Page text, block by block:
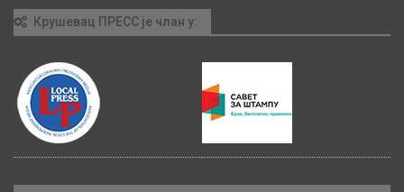
Крушевац ПРЕСС је члан у: